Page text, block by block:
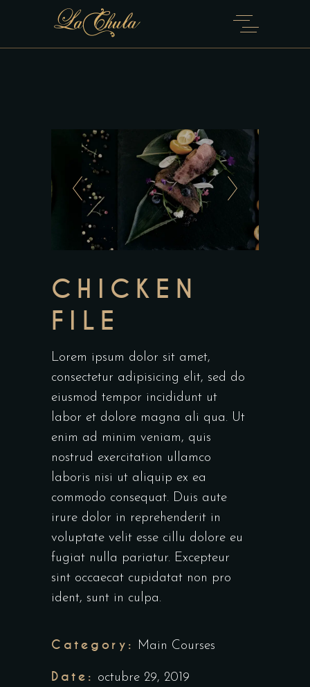
CHICKEN
FILE
Lorem ipsum dolor sit amet,
consectetur adipisicing elit, sed do
eiusmod tempor incididunt ut
labor et dolore magna ali qua. Ut
enim ad minim veniam, quis
nostrud exercitation ullamco
laboris nisi ut aliquip ex ea
commodo consequat. Duis aute
irure dolor in reprehenderit in
voluptate velit esse cillu dolore eu
fugiat nulla pariatur. Excepteur
sint occaecat cupidatat non pro
ident, sunt in culpa.
Category: Main Courses
Date: octubre 29, 2019